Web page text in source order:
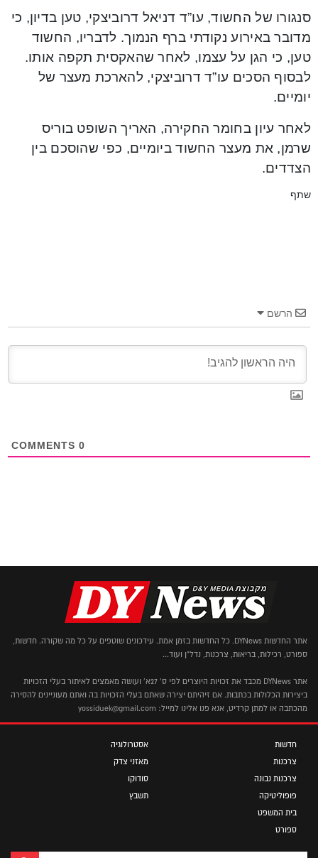
סנגורו של החשוד, עו”ד דניאל דרוביצקי, טען בדיון, כי
מדובר באירוע נקודתי ברף הנמוך. לדבריו, החשוד
טען, כי הגן על עצמו, לאחר שהאקסית תקפה אותו.
לבסוף הסכים עו”ד דרוביצקי, להארכת מעצר של
יומיים.
לאחר עיון בחומר החקירה, האריך השופט בוריס
שרמן, את מעצר החשוד ביומיים, כפי שהוסכם בין
הצדדים.
שתף
הרשם
0
אתר החדשות DYNews. כל החדשות בזמן אמת. עידכונים שוטפים על כל מה שקורה. חדשות,
ספורט, רכילות, בריאות, צרכנות, נדל"ן ועוד...
אתר DYNews מכבד את זכויות היוצרים לפי ס' 27א' ועושה מאמצים לאיתור בעלי הזכויות
ביצירות הכלולות בכתבות. אם זיהיתם יצירה שאתם בעלי הזכויות בה ואתם מעוניינים להסירה
מהכתבה או למתן קרדיט, אנא פנו אלינו למייל: yossiduek@gmail.com
חדשות
צרכנות
צרכנות נבונה
פופוליטיקה
בית המשפט
ספורט
אסטרולוגיה
מאזני צדק
סודוקו
תשבץ